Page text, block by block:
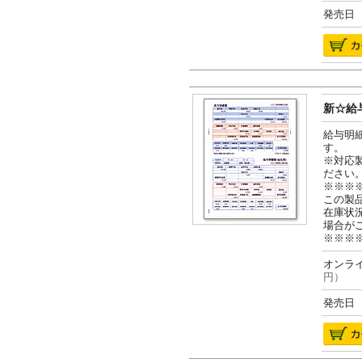
発売日
新☆給
給与明
す。
※対応
ださい
この製
在庫状
場合が
オン
円）
発売日